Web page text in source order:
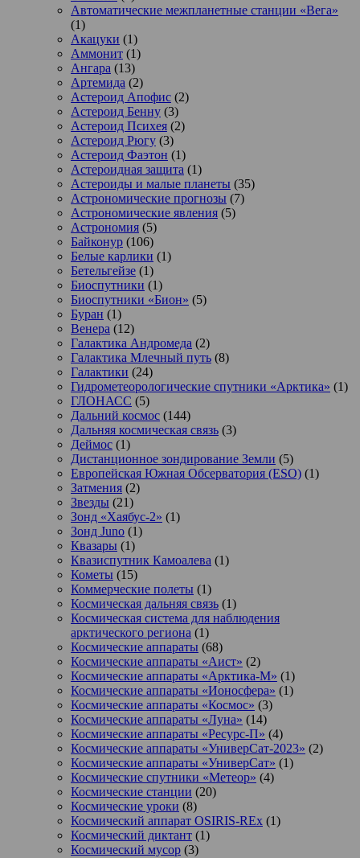
Автоматические межпланетные станции «Вега»
(1)
Акацуки (1)
Аммонит (1)
Ангара (13)
Артемида (2)
Астероид Апофис (2)
Астероид Бенну (3)
Астероид Психея (2)
Астероид Рюгу (3)
Астероид Фаэтон (1)
Астероидная защита (1)
Астероиды и малые планеты (35)
Астрономические прогнозы (7)
Астрономические явления (5)
Астрономия (5)
Байконур (106)
Белые карлики (1)
Бетельгейзе (1)
Биоспутники (1)
Биоспутники «Бион» (5)
Буран (1)
Венера (12)
Галактика Андромеда (2)
Галактика Млечный путь (8)
Галактики (24)
Гидрометеорологические спутники «Арктика» (1)
ГЛОНАСС (5)
Дальний космос (144)
Дальняя космическая связь (3)
Деймос (1)
Дистанционное зондирование Земли (5)
Европейская Южная Обсерватория (ESO) (1)
Затмения (2)
Звезды (21)
Зонд «Хаябус-2» (1)
Зонд Juno (1)
Квазары (1)
Квазиспутник Камоалева (1)
Кометы (15)
Коммерческие полеты (1)
Космическая дальняя связь (1)
Космическая система для наблюдения
арктического региона (1)
Космические аппараты (68)
Космические аппараты «Аист» (2)
Космические аппараты «Арктика-М» (1)
Космические аппараты «Ионосфера» (1)
Космические аппараты «Космос» (3)
Космические аппараты «Луна» (14)
Космические аппараты «Ресурс-П» (4)
Космические аппараты «УниверСат-2023» (2)
Космические аппараты «УниверСат» (1)
Космические спутники «Метеор» (4)
Космические станции (20)
Космические уроки (8)
Космический аппарат OSIRIS-REx (1)
Космический диктант (1)
Космический мусор (3)